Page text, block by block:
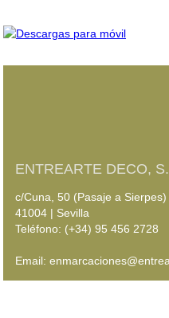
ENTREARTE DECO,
c/Cuna, 50 (Pasaje a Sierpes)
41004 | Sevilla
Teléfono: (+34) 95 456 2728
Email: